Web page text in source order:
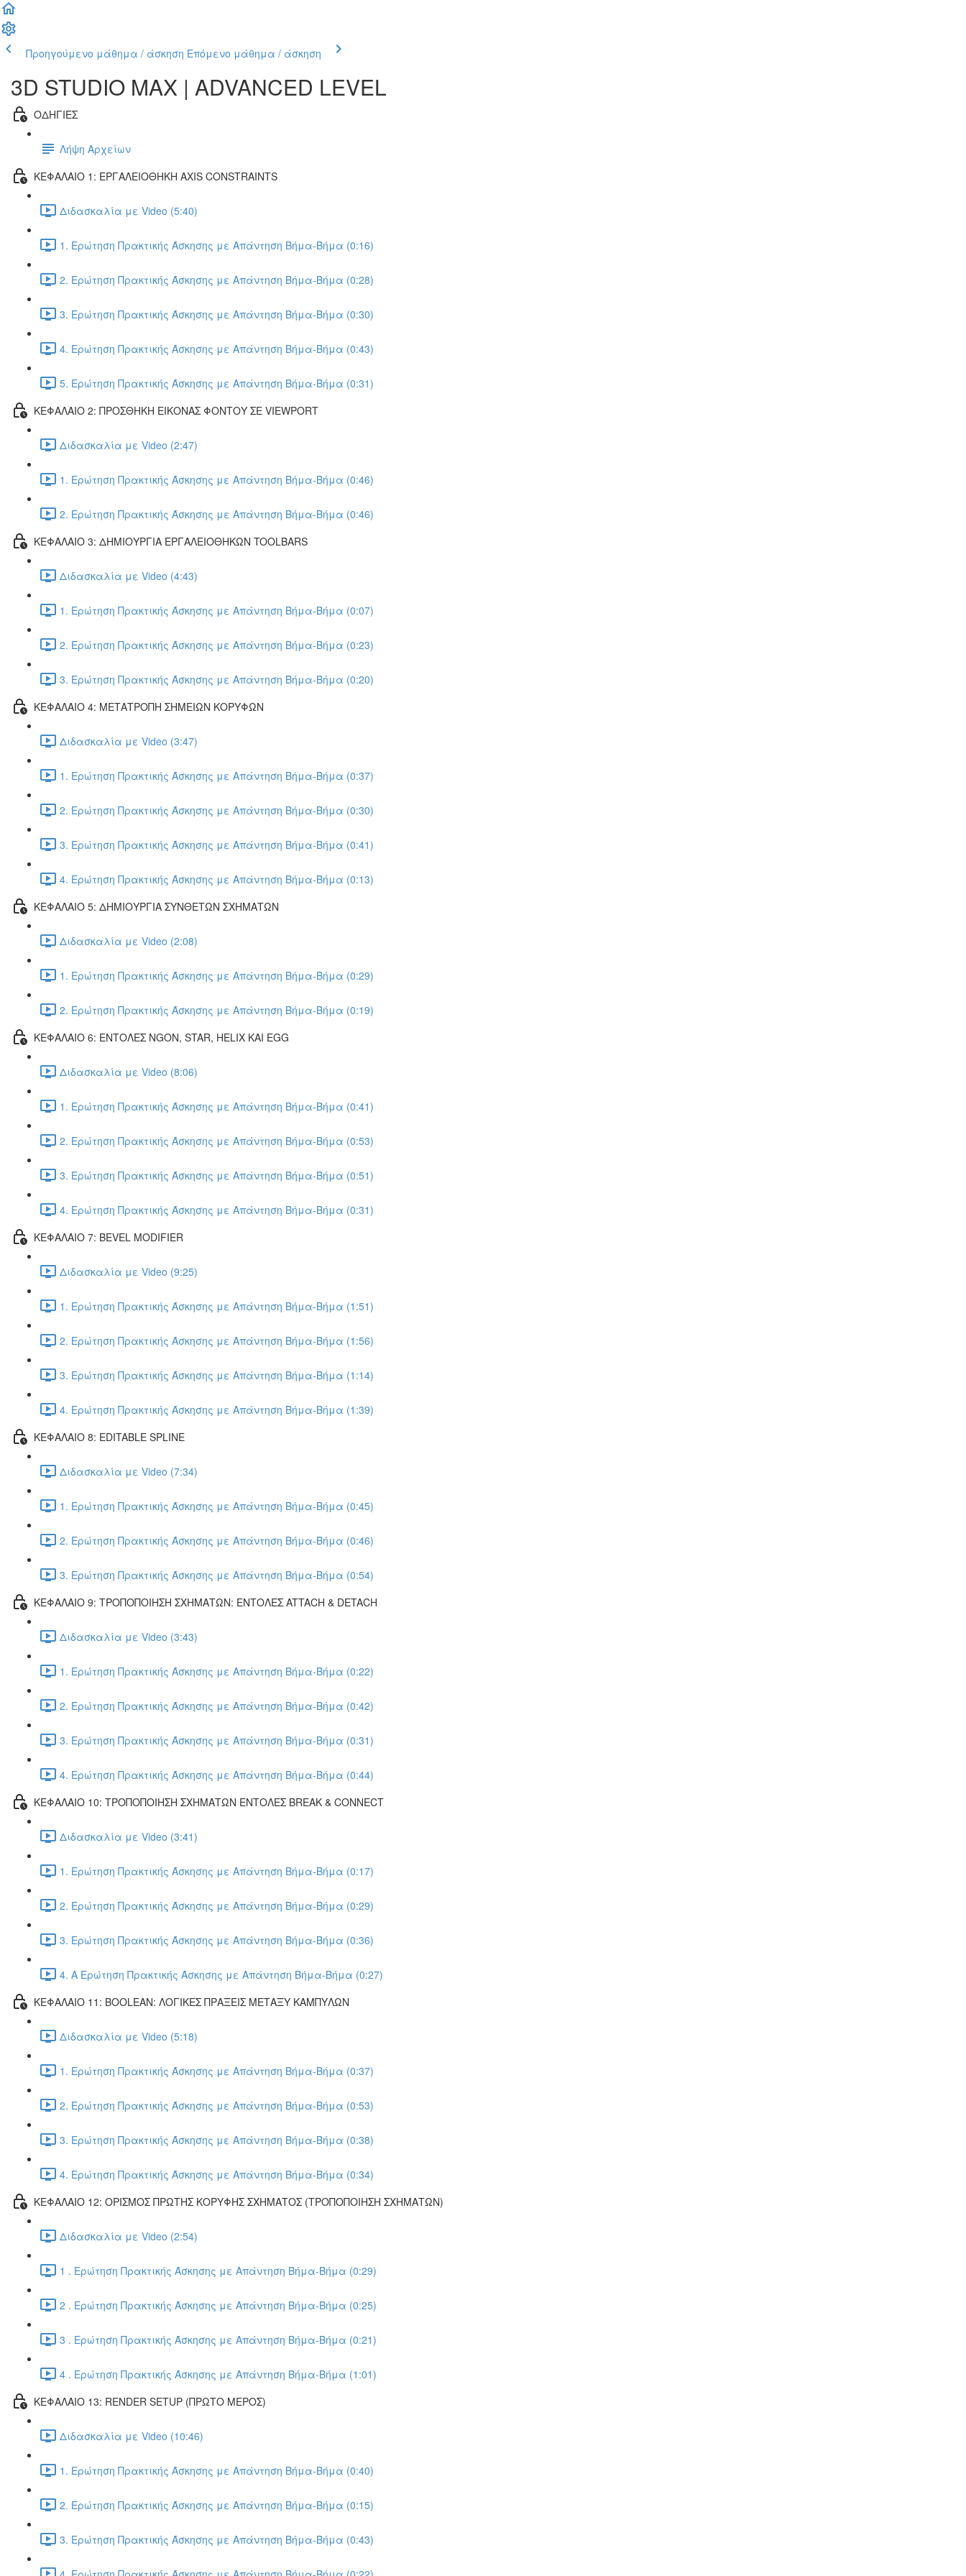
Προηγούμενο μάθημα / άσκηση Επόμενο μάθημα / άσκηση
3D STUDIO MAX | ADVANCED LEVEL
ΟΔΗΓΙΕΣ
Λήψη Αρχείων
ΚΕΦΑΛΑΙΟ 1: ΕΡΓΑΛΕΙΟΘΗΚΗ AXIS CONSTRAINTS
Διδασκαλία με Video (5:40)
1. Ερώτηση Πρακτικής Άσκησης με Απάντηση Βήμα-Βήμα (0:16)
2. Ερώτηση Πρακτικής Άσκησης με Απάντηση Βήμα-Βήμα (0:28)
3. Ερώτηση Πρακτικής Άσκησης με Απάντηση Βήμα-Βήμα (0:30)
4. Ερώτηση Πρακτικής Άσκησης με Απάντηση Βήμα-Βήμα (0:43)
5. Ερώτηση Πρακτικής Άσκησης με Απάντηση Βήμα-Βήμα (0:31)
ΚΕΦΑΛΑΙΟ 2: ΠΡΟΣΘΗΚΗ ΕΙΚΟΝΑΣ ΦΟΝΤΟΥ ΣΕ VIEWPORT
Διδασκαλία με Video (2:47)
1. Ερώτηση Πρακτικής Άσκησης με Απάντηση Βήμα-Βήμα (0:46)
2. Ερώτηση Πρακτικής Άσκησης με Απάντηση Βήμα-Βήμα (0:46)
ΚΕΦΑΛΑΙΟ 3: ΔΗΜΙΟΥΡΓΙΑ ΕΡΓΑΛΕΙΟΘΗΚΩΝ TOOLBARS
Διδασκαλία με Video (4:43)
1. Ερώτηση Πρακτικής Άσκησης με Απάντηση Βήμα-Βήμα (0:07)
2. Ερώτηση Πρακτικής Άσκησης με Απάντηση Βήμα-Βήμα (0:23)
3. Ερώτηση Πρακτικής Άσκησης με Απάντηση Βήμα-Βήμα (0:20)
ΚΕΦΑΛΑΙΟ 4: ΜΕΤΑΤΡΟΠΗ ΣΗΜΕΙΩΝ ΚΟΡΥΦΩΝ
Διδασκαλία με Video (3:47)
1. Ερώτηση Πρακτικής Άσκησης με Απάντηση Βήμα-Βήμα (0:37)
2. Ερώτηση Πρακτικής Άσκησης με Απάντηση Βήμα-Βήμα (0:30)
3. Ερώτηση Πρακτικής Άσκησης με Απάντηση Βήμα-Βήμα (0:41)
4. Ερώτηση Πρακτικής Άσκησης με Απάντηση Βήμα-Βήμα (0:13)
ΚΕΦΑΛΑΙΟ 5: ΔΗΜΙΟΥΡΓΙΑ ΣΥΝΘΕΤΩΝ ΣΧΗΜΑΤΩΝ
Διδασκαλία με Video (2:08)
1. Ερώτηση Πρακτικής Άσκησης με Απάντηση Βήμα-Βήμα (0:29)
2. Ερώτηση Πρακτικής Άσκησης με Απάντηση Βήμα-Βήμα (0:19)
ΚΕΦΑΛΑΙΟ 6: ΕΝΤΟΛΕΣ NGON, STAR, HELIX ΚΑΙ EGG
Διδασκαλία με Video (8:06)
1. Ερώτηση Πρακτικής Άσκησης με Απάντηση Βήμα-Βήμα (0:41)
2. Ερώτηση Πρακτικής Άσκησης με Απάντηση Βήμα-Βήμα (0:53)
3. Ερώτηση Πρακτικής Άσκησης με Απάντηση Βήμα-Βήμα (0:51)
4. Ερώτηση Πρακτικής Άσκησης με Απάντηση Βήμα-Βήμα (0:31)
ΚΕΦΑΛΑΙΟ 7: BEVEL MODIFIER
Διδασκαλία με Video (9:25)
1. Ερώτηση Πρακτικής Άσκησης με Απάντηση Βήμα-Βήμα (1:51)
2. Ερώτηση Πρακτικής Άσκησης με Απάντηση Βήμα-Βήμα (1:56)
3. Ερώτηση Πρακτικής Άσκησης με Απάντηση Βήμα-Βήμα (1:14)
4. Ερώτηση Πρακτικής Άσκησης με Απάντηση Βήμα-Βήμα (1:39)
ΚΕΦΑΛΑΙΟ 8: EDITABLE SPLINE
Διδασκαλία με Video (7:34)
1. Ερώτηση Πρακτικής Άσκησης με Απάντηση Βήμα-Βήμα (0:45)
2. Ερώτηση Πρακτικής Άσκησης με Απάντηση Βήμα-Βήμα (0:46)
3. Ερώτηση Πρακτικής Άσκησης με Απάντηση Βήμα-Βήμα (0:54)
ΚΕΦΑΛΑΙΟ 9: ΤΡΟΠΟΠΟΙΗΣΗ ΣΧΗΜΑΤΩΝ: ΕΝΤΟΛΕΣ ATTACH & DETACH
Διδασκαλία με Video (3:43)
1. Ερώτηση Πρακτικής Άσκησης με Απάντηση Βήμα-Βήμα (0:22)
2. Ερώτηση Πρακτικής Άσκησης με Απάντηση Βήμα-Βήμα (0:42)
3. Ερώτηση Πρακτικής Άσκησης με Απάντηση Βήμα-Βήμα (0:31)
4. Ερώτηση Πρακτικής Άσκησης με Απάντηση Βήμα-Βήμα (0:44)
ΚΕΦΑΛΑΙΟ 10: ΤΡΟΠΟΠΟΙΗΣΗ ΣΧΗΜΑΤΩΝ ΕΝΤΟΛΕΣ BREAK & CONNECT
Διδασκαλία με Video (3:41)
1. Ερώτηση Πρακτικής Άσκησης με Απάντηση Βήμα-Βήμα (0:17)
2. Ερώτηση Πρακτικής Άσκησης με Απάντηση Βήμα-Βήμα (0:29)
3. Ερώτηση Πρακτικής Άσκησης με Απάντηση Βήμα-Βήμα (0:36)
4. Α Ερώτηση Πρακτικής Άσκησης με Απάντηση Βήμα-Βήμα (0:27)
ΚΕΦΑΛΑΙΟ 11: BOOLEAN: ΛΟΓΙΚΕΣ ΠΡΑΞΕΙΣ ΜΕΤΑΞΥ ΚΑΜΠΥΛΩΝ
Διδασκαλία με Video (5:18)
1. Ερώτηση Πρακτικής Άσκησης με Απάντηση Βήμα-Βήμα (0:37)
2. Ερώτηση Πρακτικής Άσκησης με Απάντηση Βήμα-Βήμα (0:53)
3. Ερώτηση Πρακτικής Άσκησης με Απάντηση Βήμα-Βήμα (0:38)
4. Ερώτηση Πρακτικής Άσκησης με Απάντηση Βήμα-Βήμα (0:34)
ΚΕΦΑΛΑΙΟ 12: ΟΡΙΣΜΟΣ ΠΡΩΤΗΣ ΚΟΡΥΦΗΣ ΣΧΗΜΑΤΟΣ (ΤΡΟΠΟΠΟΙΗΣΗ ΣΧΗΜΑΤΩΝ)
Διδασκαλία με Video (2:54)
1 . Ερώτηση Πρακτικής Άσκησης με Απάντηση Βήμα-Βήμα (0:29)
2 . Ερώτηση Πρακτικής Άσκησης με Απάντηση Βήμα-Βήμα (0:25)
3 . Ερώτηση Πρακτικής Άσκησης με Απάντηση Βήμα-Βήμα (0:21)
4 . Ερώτηση Πρακτικής Άσκησης με Απάντηση Βήμα-Βήμα (1:01)
ΚΕΦΑΛΑΙΟ 13: RENDER SETUP (ΠΡΩΤΟ ΜΕΡΟΣ)
Διδασκαλία με Video (10:46)
1. Ερώτηση Πρακτικής Άσκησης με Απάντηση Βήμα-Βήμα (0:40)
2. Ερώτηση Πρακτικής Άσκησης με Απάντηση Βήμα-Βήμα (0:15)
3. Ερώτηση Πρακτικής Άσκησης με Απάντηση Βήμα-Βήμα (0:43)